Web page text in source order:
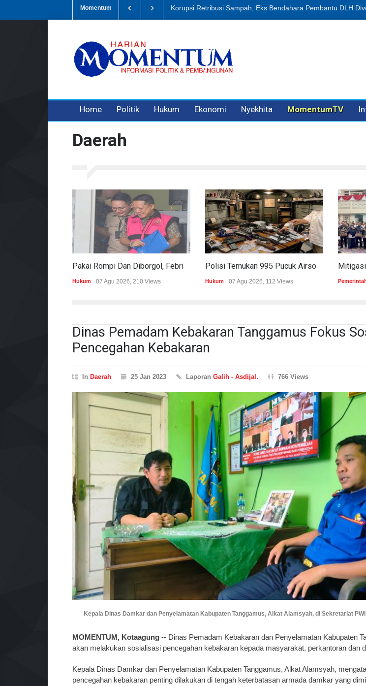
Momentum
Eks Bendahara Pembantu DLH Divonis 5 Tahun Dugaan Penipuan Oleh Oknum Kadis, Kuasa Hukum Pelapor
Home Politik Hukum Ekonomi Nyekhita MomentumTV
Daerah
Hukum 07 Agu 2026, 210 Views Hukum 07 Agu 2026, 112 Views
Dinas Pemadam Kebakaran Tanggamus Fokus
Pencegahan Kebakaran
In Daerah 25 Jan 2023 Laporan Galih - Asdijal. 766 Views
Kepala Dinas Damkar dan Penyelamatan Kabupaten Tanggamus, Alkat Alamsyah, di Sekretariat
MOMENTUM, Kotaagung -- Dinas Pemadam Kebakaran dan Penyelamatan Kabupaten
akan melakukan sosialisasi pencegahan kebakaran kepada masyarakat, perkantoran dan
Kepala Dinas Damkar dan Penyelamatan Kabupaten Tanggamus, Alkat Alamsyah,
pencegahan kebakaran penting dilakukan di tengah keterbatasan armada damkar yang